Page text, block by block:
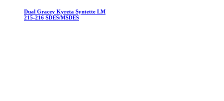
Dual Gracey Kyreta Syntette LM
215-216 SDES/MSDES